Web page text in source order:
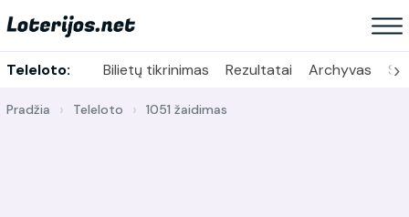
Teleloto: Bilietų tikrinimas Rezultatai Archyvas ›
Pradžia Teleloto 1051 žaidimas